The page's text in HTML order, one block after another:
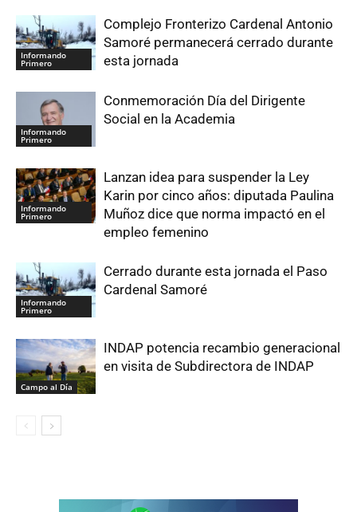
Informando
Primero
Complejo Fronterizo Cardenal Antonio
Samoré permanecerá cerrado durante
esta jornada
Informando
Primero
Conmemoración Día del Dirigente
Social en la Academia
Informando
Primero
Lanzan idea para suspender la Ley
Karin por cinco años: diputada Paulina
Muñoz dice que norma impactó en el
empleo femenino
Informando
Primero
Cerrado durante esta jornada el Paso
Cardenal Samoré
Campo al Día
INDAP potencia recambio generacional
en visita de Subdirectora de INDAP